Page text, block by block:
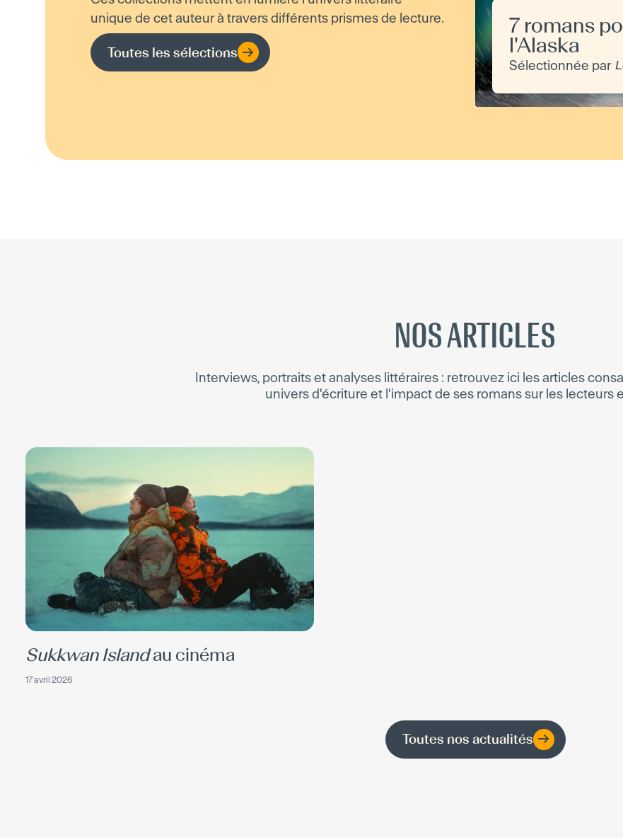
unique de cet auteur à travers différents prismes de lecture.
Toutes les sélections
7 romans
l'Alaska
Sélectionnée par
NOS ARTICLES
Interviews, portraits et analyses littéraires : retrouvez ici les articles
univers d'écriture et l'impact de ses romans sur les lecteurs
Sukkwan Islandau cinéma
17 avril 2026
Toutes nos actualités